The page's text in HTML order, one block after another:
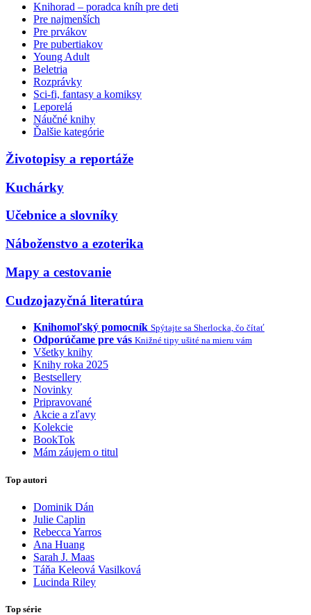
Knihorad – poradca kníh pre deti
Pre najmenších
Pre prvákov
Pre pubertiakov
Young Adult
Beletria
Rozprávky
Sci-fi, fantasy a komiksy
Leporelá
Náučné knihy
Ďalšie kategórie
Životopisy a reportáže
Kuchárky
Učebnice a slovníky
Náboženstvo a ezoterika
Mapy a cestovanie
Cudzojazyčná literatúra
Knihomoľský pomocník Spýtajte sa Sherlocka, čo čítať
Odporúčame pre vás Knižné tipy ušité na mieru vám
Všetky knihy
Knihy roka 2025
Bestsellery
Novinky
Pripravované
Akcie a zľavy
Kolekcie
BookTok
Mám záujem o titul
Top autori
Dominik Dán
Julie Caplin
Rebecca Yarros
Ana Huang
Sarah J. Maas
Táňa Keleová Vasilková
Lucinda Riley
Top série